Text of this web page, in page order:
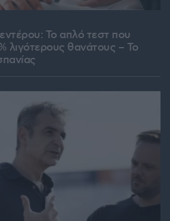
Το απλό τεστ που
λιγότερους θανάτους – Το